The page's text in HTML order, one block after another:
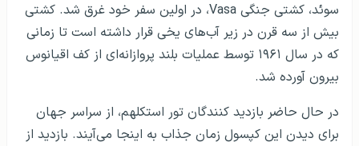
سوئد، کشتی جنگی Vasa، در اولین سفر خود غرق شد. کشتی
بیش از سه قرن در زیر آب‌های یخی قرار داشته است تا زمانی
که در سال ۱۹۶۱ توسط عملیات بلند پروازانه‌ای از کف اقیانوس
بیرون آورده شد.
در حال حاضر بازدید کنندگان تور استکلهم، از سراسر جهان
برای دیدن این کپسول زمان جذاب به اینجا می‌آیند. بازدید از